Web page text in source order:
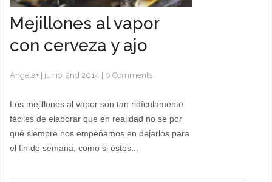
Mejillones al vapor
con cerveza y ajo
Angela+ junio, 2nd 2014 0 Comments
Los mejillones al vapor son tan ridículamente
fáciles de elaborar que en realidad no se por
qué siempre nos empeñamos en dejarlos para
el fin de semana, como si éstos...